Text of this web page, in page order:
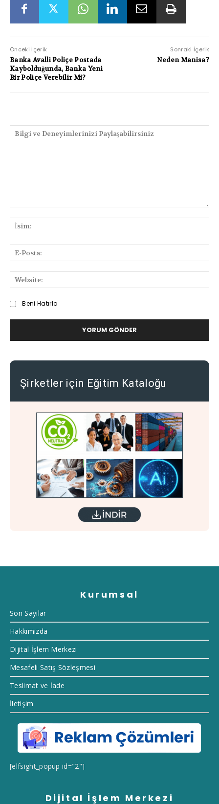
Önceki İçerik
Banka Avalli Poliçe Postada
Kaybolduğunda, Banka Yeni
Bir Poliçe Verebilir Mi?
Sonraki İçerik
Neden Manisa?
ve
Deneyimlerinizi
Beni Hatırla
Şirketler için Eğitim Kataloğu
Kurumsal
Son Sayılar
Hakkımızda
Dijital İşlem Merkezi
Mesafeli Satış Sözleşmesi
Teslimat ve İade
İletişim
[elfsight_popup id="2"]
Dijital İşlem Merkezi